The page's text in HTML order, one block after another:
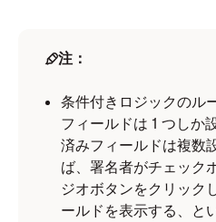
注：
条件付きロジックのル
フィールドは 1 つしか
済みフィールドは複数
ば、署名者がチェック
ジオボタンをクリック
ールドを表示する、と